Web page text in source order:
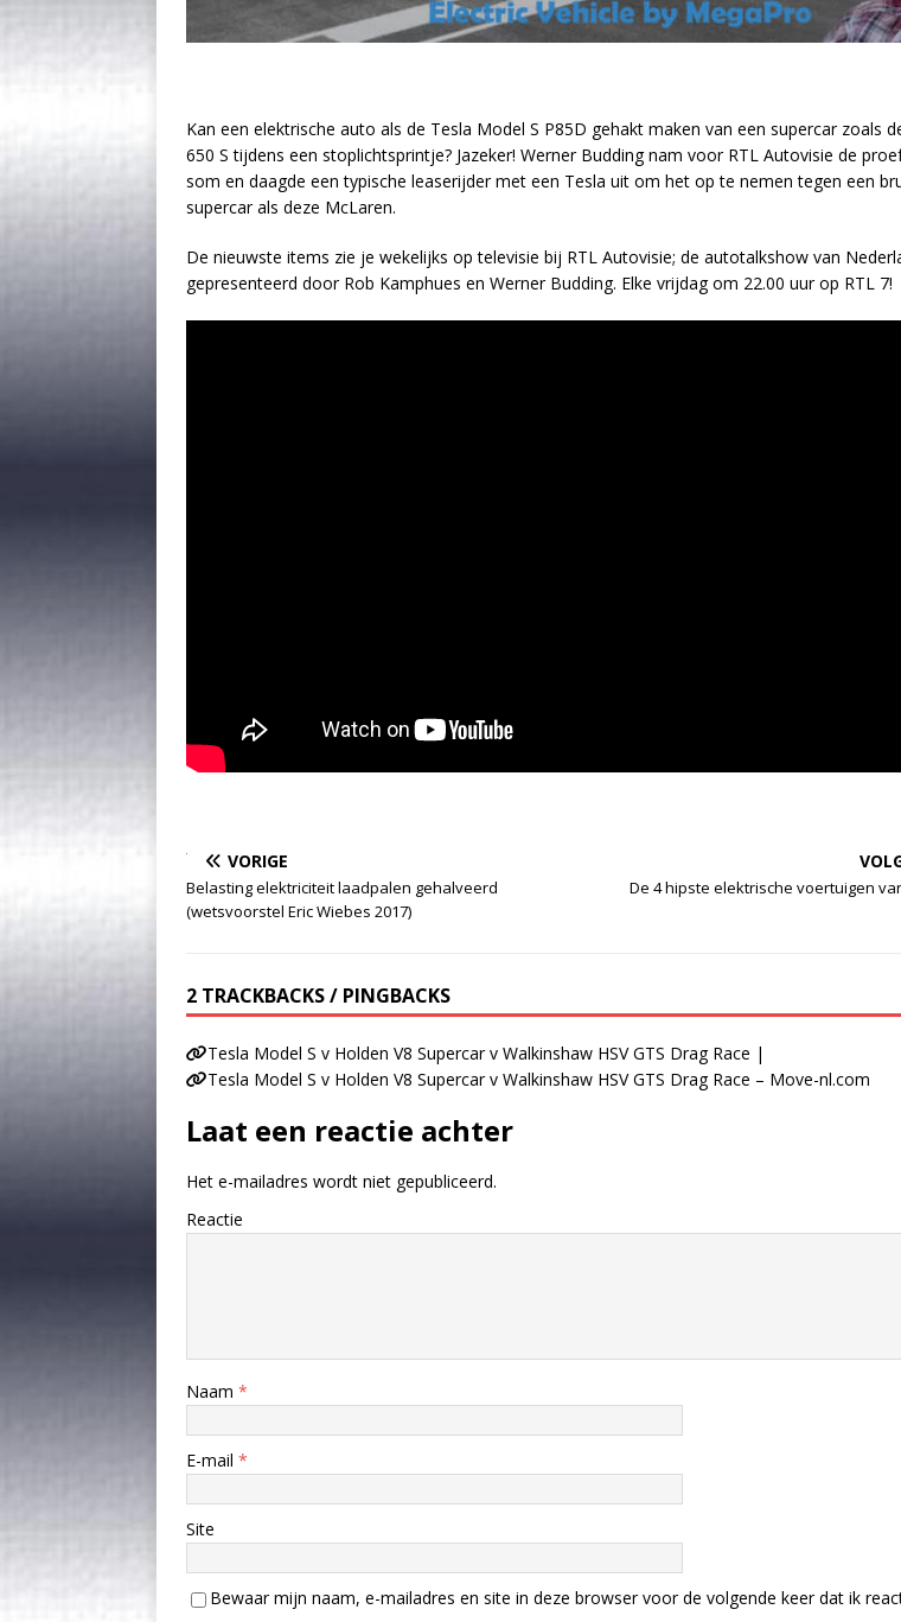
Kan een elektrische auto als de Tesla Model S P85D gehakt maken van een supercar zoals
650 S tijdens een stoplichtsprintje? Jazeker! Werner Budding nam voor RTL Autovisie de
som en daagde een typische leaserijder met een Tesla uit om het op te nemen tegen een
supercar als deze McLaren.
De nieuwste items zie je wekelijks op televisie bij RTL Autovisie; de autotalkshow van
gepresenteerd door Rob Kamphues en Werner Budding. Elke vrijdag om 22.00 uur op RTL 7!
VORIGE
Belasting elektriciteit laadpalen gehalveerd
(wetsvoorstel Eric Wiebes 2017)
De 4 hipste elektrische voertuigen
2 TRACKBACKS / PINGBACKS
Tesla Model S v Holden V8 Supercar v Walkinshaw HSV GTS Drag Race |
Tesla Model S v Holden V8 Supercar v Walkinshaw HSV GTS Drag Race – Move-nl.com
Laat een reactie achter
Het e-mailadres wordt niet gepubliceerd.
Reactie
Naam *
E-mail *
Site
Bewaar mijn naam, e-mailadres en site in deze browser voor de volgende keer dat ik